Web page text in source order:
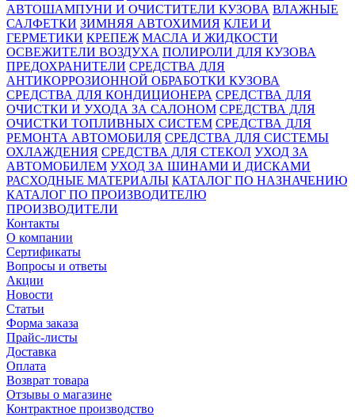
АВТОШАМПУНИ И ОЧИСТИТЕЛИ КУЗОВА ВЛАЖНЫЕ
САЛФЕТКИ ЗИМНЯЯ АВТОХИМИЯ КЛЕИ И
ГЕРМЕТИКИ КРЕПЕЖ МАСЛА И ЖИДКОСТИ
ОСВЕЖИТЕЛИ ВОЗДУХА ПОЛИРОЛИ ДЛЯ КУЗОВА
ПРЕДОХРАНИТЕЛИ СРЕДСТВА ДЛЯ
АНТИКОРРОЗИОННОЙ ОБРАБОТКИ КУЗОВА
СРЕДСТВА ДЛЯ КОНДИЦИОНЕРА СРЕДСТВА ДЛЯ
ОЧИСТКИ И УХОДА ЗА САЛОНОМ СРЕДСТВА ДЛЯ
ОЧИСТКИ ТОПЛИВНЫХ СИСТЕМ СРЕДСТВА ДЛЯ
РЕМОНТА АВТОМОБИЛЯ СРЕДСТВА ДЛЯ СИСТЕМЫ
ОХЛАЖДЕНИЯ СРЕДСТВА ДЛЯ СТЕКОЛ УХОД ЗА
АВТОМОБИЛЕМ УХОД ЗА ШИНАМИ И ДИСКАМИ
РАСХОДНЫЕ МАТЕРИАЛЫ КАТАЛОГ ПО НАЗНАЧЕНИЮ
КАТАЛОГ ПО ПРОИЗВОДИТЕЛЮ
ПРОИЗВОДИТЕЛИ
Контакты
О компании
Сертификаты
Вопросы и ответы
Акции
Новости
Статьи
Форма заказа
Прайс-листы
Доставка
Оплата
Возврат товара
Отзывы о магазине
Контрактное производство